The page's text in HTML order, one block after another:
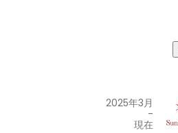
2025年3月
-
現在